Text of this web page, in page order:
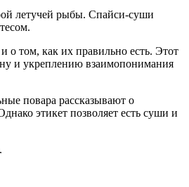
летучей рыбы. Спайси-суши
о том, как их правильно есть. Этот
и укреплению взаимопонимания
повара рассказывают о
этикет позволяет есть суши и